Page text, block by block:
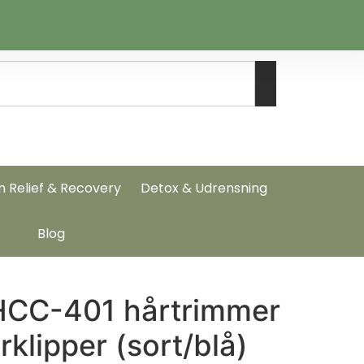
Relief & Recovery Detox & Udrensning
Blog
401 hårtrimmer
(sort/blå)